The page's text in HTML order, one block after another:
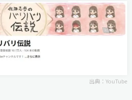
出典： YouTube